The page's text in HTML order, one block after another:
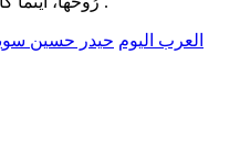
العرب اليوم حيدر حسين